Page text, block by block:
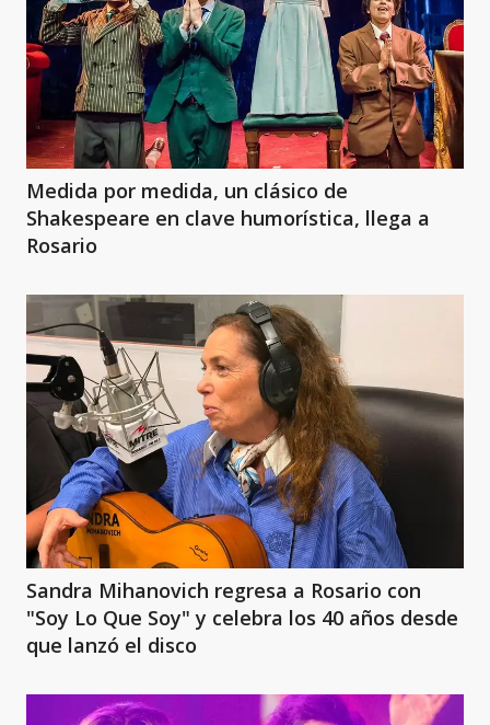
Medida por medida, un clásico de
Shakespeare en clave humorística, llega a
Rosario
Sandra Mihanovich regresa a Rosario con
"Soy Lo Que Soy" y celebra los 40 años desde
que lanzó el disco